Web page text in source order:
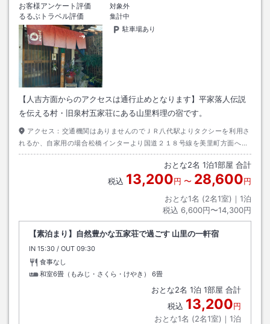
お客様アンケート評価
対象外
るるぶトラベル評価
集計中
駐車場あり
【人吉方面からのアクセスは通行止めとなります】平家落人伝説
を伝える村・旧泉村五家荘にある山里料理の宿です。
アクセス： 交通機関はありませんのでＪＲ八代駅よりタクシーを利用さ
れるか、自家用の場合松橋インターより国道２１８号線を美里町方面へそ
こから国道４４５号線を人吉方面へ約５０分で当館に着きます
おとな2名 1泊1部屋 合計
税込 13,200円 〜 28,600円
おとな1名 (2名1室)｜ 1泊
税込 6,600円〜14,300円
【素泊まり】自然豊かな五家荘で過ごす 山里の一軒宿
IN チェックイン
15:30 / OUT チェックアウト
09:30
食事なし
和室6畳（もみじ・さくら・けやき）
6畳
おとな2名 1泊 1部屋 合計
税込 13,200円
おとな1名 (2名1室)｜ 1泊